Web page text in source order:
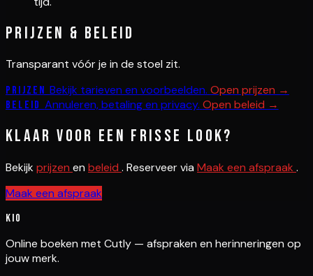
Prijzen & beleid
Transparant vóór je in de stoel zit.
Prijzen Bekijk tarieven en voorbeelden. Open prijzen →
Beleid Annuleren, betaling en privacy. Open beleid →
Klaar voor een frisse look?
Bekijkprijzen en beleid . Reserveer via Maak een afspraak .
Maak een afspraak
Kio
Online boeken met Cutly — afspraken en herinneringen op
jouw merk.